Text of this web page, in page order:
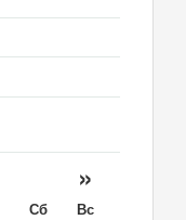
»
Сб
Вс